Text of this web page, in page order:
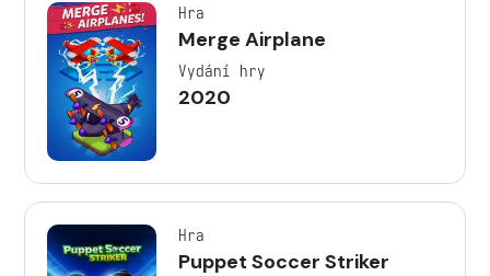
Hra
Merge Airplane
Vydání hry
2020
Hra
Puppet Soccer Striker